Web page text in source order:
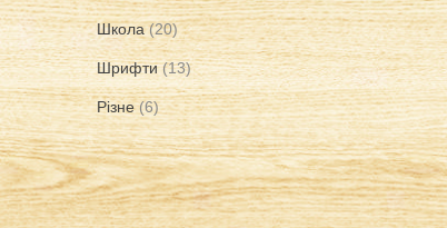
Школа (20)
Шрифти (13)
Різне (6)